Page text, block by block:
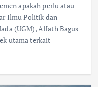
apakah perlu atau
Ilmu Politik dan
(UGM), Alfath Bagus
utama terkait